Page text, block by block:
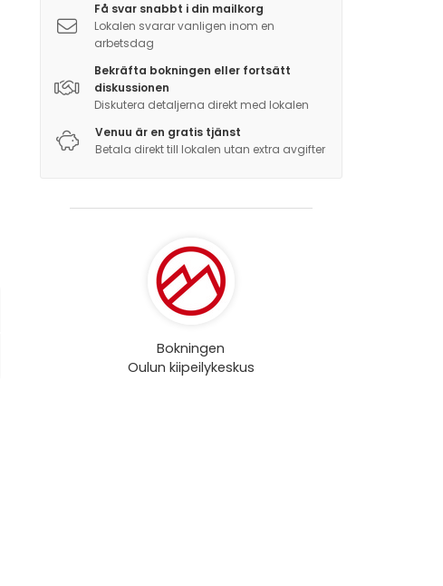
Få svar snabbt i din mailkorg
Lokalen svarar vanligen inom en
arbetsdag
Bekräfta bokningen eller fortsätt
diskussionen
Diskutera detaljerna direkt med lokalen
Venuu är en gratis tjänst
Betala direkt till lokalen utan extra avgifter
Bokningen
Oulun kiipeilykeskus